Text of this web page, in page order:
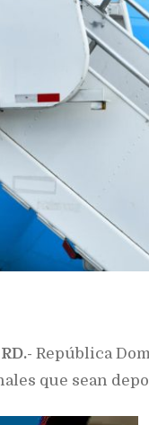
República
que sean